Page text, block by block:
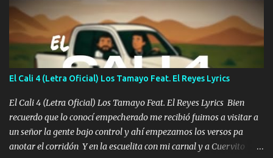
Un gallardo me prendo Para agarrar el vuelo y la mente y
tranquilizando Tomense un buen trago Y así es como empezamos
los versos que voy cantando (Music) A vido alta y bajas La carreta
se atora Pero nunca le aflojamos Ya me han pasado cosas Y
aunque ustedes no sepan Pero la vida es muy corta Hay que
echarle chingazos Y seguir trabajando porque nada es...
El Cali 4 (Letra Oficial) Los Tamayo Feat. El Reyes Lyrics
El Cali 4 (Letra Oficial) Los Tamayo Feat. El Reyes Lyrics Bien
recuerdo que lo conocí empecherado me recibió fuimos a visitar a
un señor la gente bajo control y ahí empezamos los versos pa
anotar el corridón Y en la escuelita con mi carnal y a Cuervito